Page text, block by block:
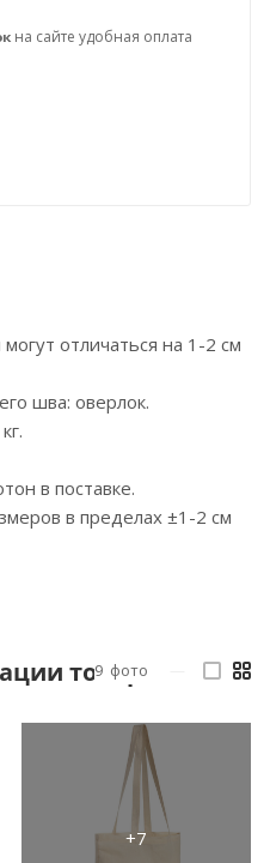
на сайте удобная оплата
отличаться на 1-2 см
шва: оверлок.
в поставке.
в пределах ±1-2 см
товара
9 фото